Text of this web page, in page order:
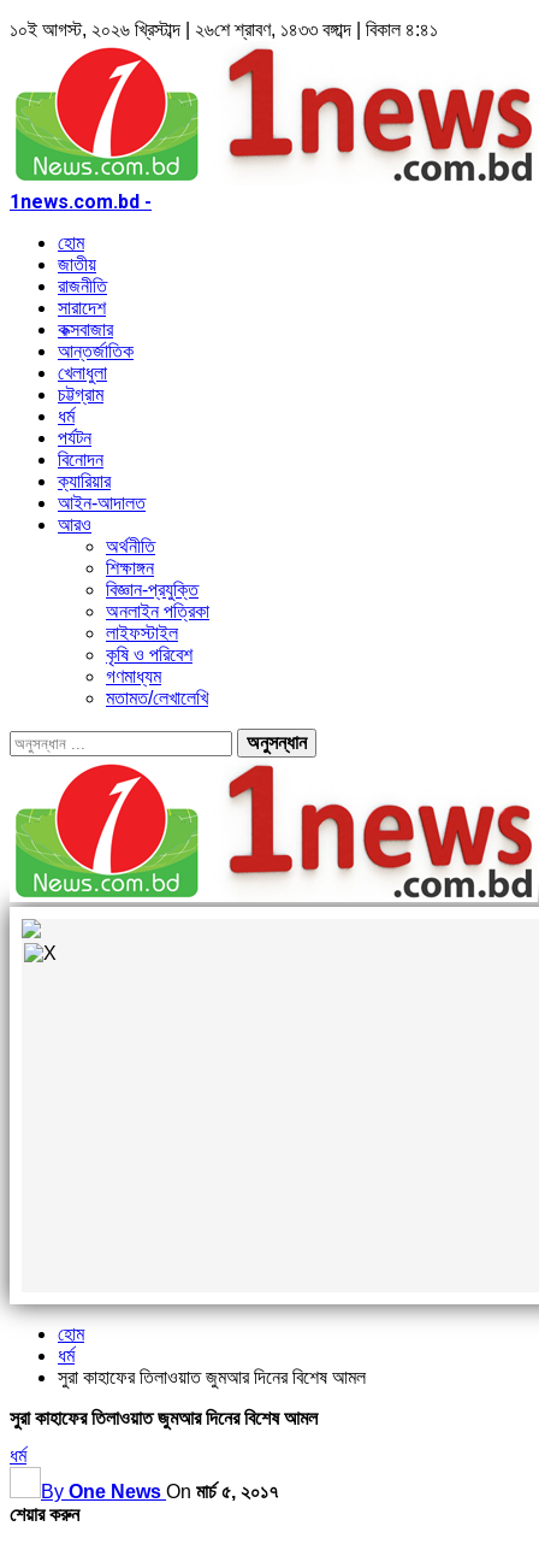
১০ই আগস্ট, ২০২৬ খ্রিস্টাব্দ | ২৬শে শ্রাবণ, ১৪৩৩ বঙ্গাব্দ | বিকাল ৪:৪১
1news.com.bd -
হোম
জাতীয়
রাজনীতি
সারাদেশ
কক্সবাজার
আন্তর্জাতিক
খেলাধুলা
চট্টগ্রাম
ধর্ম
পর্যটন
বিনোদন
ক্যারিয়ার
আইন-আদালত
আরও
অর্থনীতি
শিক্ষাঙ্গন
বিজ্ঞান-প্রযুক্তি
অনলাইন পত্রিকা
লাইফস্টাইল
কৃষি ও পরিবেশ
গণমাধ্যম
মতামত/লেখালেখি
হোম
ধর্ম
সুরা কাহাফের তিলাওয়াত জুমআর দিনের বিশেষ আমল
সুরা কাহাফের তিলাওয়াত জুমআর দিনের বিশেষ আমল
ধর্ম
By One News On মার্চ ৫, ২০১৭
শেয়ার করুন